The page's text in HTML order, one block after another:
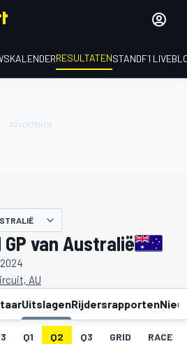
KALENDERRESULTATENSTANDF1
van Australië
AU
UitslagenRijdersrapporten
Q1 Q2 Q3 GRID RACE